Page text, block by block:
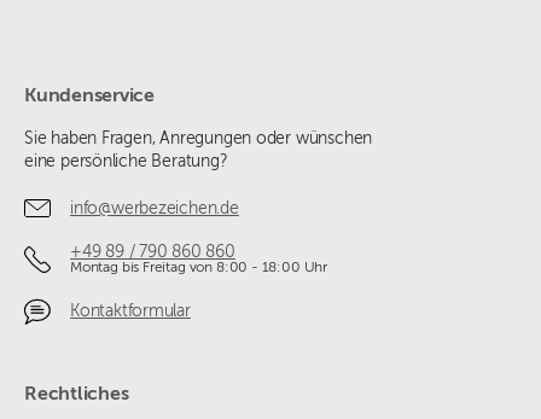
Kundenservice
Sie haben Fragen, Anregungen oder wünschen
eine persönliche Beratung?
info@werbezeichen.de
+49 89 / 790 860 860
Montag bis Freitag von 8:00 - 18:00 Uhr
Kontaktformular
Rechtliches